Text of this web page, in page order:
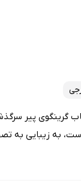
گرینگوی پیر
است، به زیبایی به